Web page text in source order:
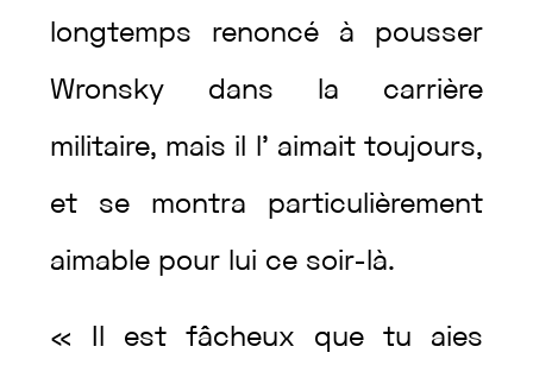
longtemps renoncé à pousser
Wronsky dans la carrière
militaire, mais il l’ aimait toujours,
et se montra particulièrement
aimable pour lui ce soir-là.
« estfâcheux que tu aies